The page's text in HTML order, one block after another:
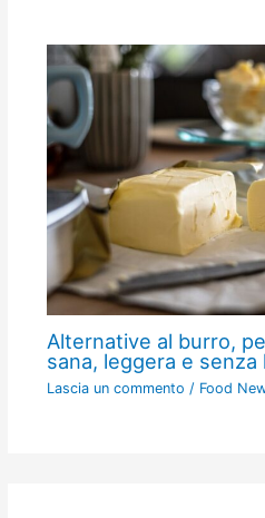
Alternative al burro,
sana, leggera e senza
Lascia un commento / Food